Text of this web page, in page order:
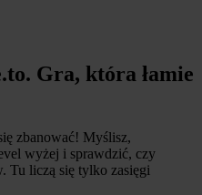
Gra, która łamie
zbanować! Myślisz,
wyżej i sprawdzić, czy
Tu liczą się tylko zasięgi